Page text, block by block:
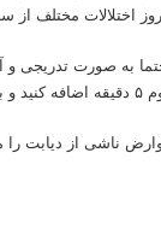
اختلالات مختلف از
کنید.
ناشی از دیابت را